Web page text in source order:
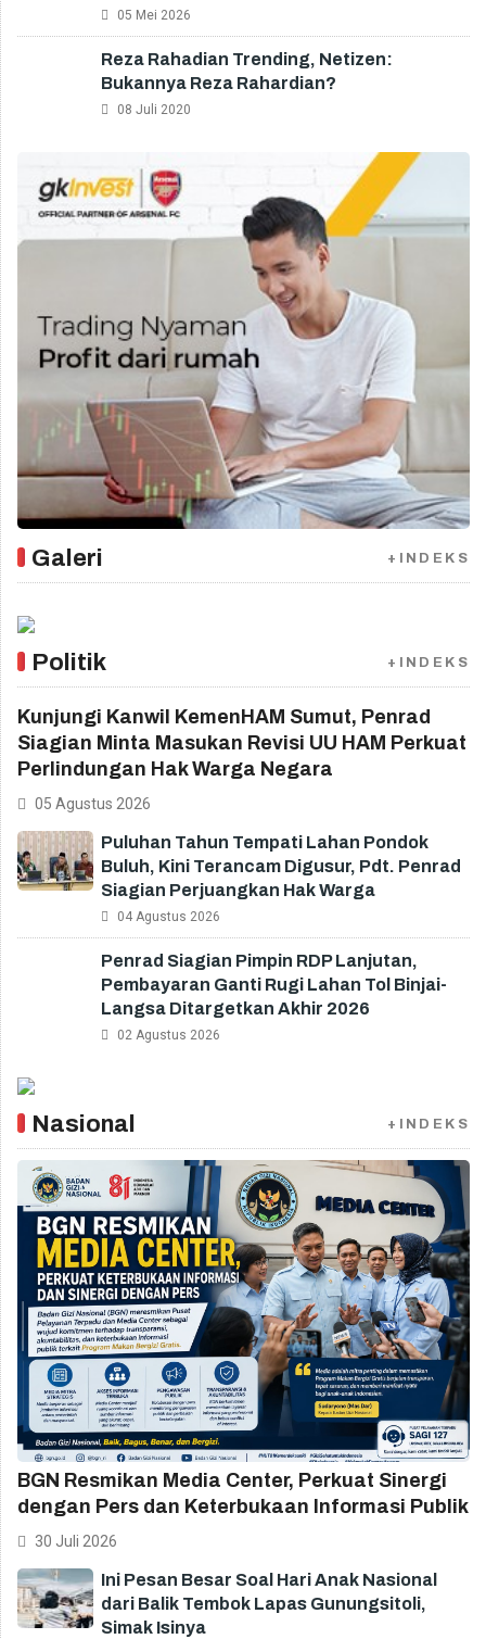
05 Mei 2026
Reza Rahadian Trending, Netizen:
Bukannya Reza Rahardian?
08 Juli 2020
Galeri +INDEKS
Politik +INDEKS
Kunjungi Kanwil KemenHAM Sumut, Penrad
Siagian Minta Masukan Revisi UU HAM Perkuat
Perlindungan Hak Warga Negara
05 Agustus 2026
Puluhan Tahun Tempati Lahan Pondok
Buluh, Kini Terancam Digusur, Pdt. Penrad
Siagian Perjuangkan Hak Warga
04 Agustus 2026
Penrad Siagian Pimpin RDP Lanjutan,
Pembayaran Ganti Rugi Lahan Tol Binjai-
Langsa Ditargetkan Akhir 2026
02 Agustus 2026
Nasional +INDEKS
BGN Resmikan Media Center, Perkuat Sinergi
dengan Pers dan Keterbukaan Informasi Publik
30 Juli 2026
Ini Pesan Besar Soal Hari Anak Nasional
dari Balik Tembok Lapas Gunungsitoli,
Simak Isinya